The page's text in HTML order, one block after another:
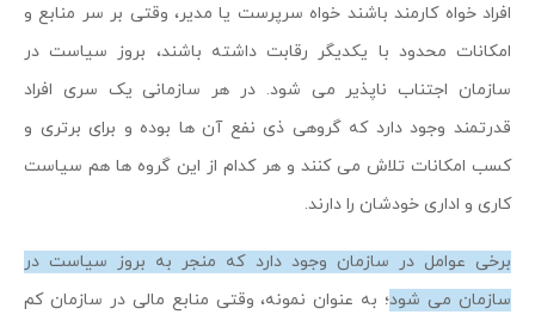
افراد خواه کارمند باشند خواه سرپرست یا مدیر، وقتی بر سر منابع و
امکانات محدود با یکدیگر رقابت داشته باشند، بروز سیاست در
سازمان اجتناب ناپذیر می شود. در هر سازمانی یک سری افراد
قدرتمند وجود دارد که گروهی ذی نفع آن ها بوده و برای برتری و
کسب امکانات تلاش می کنند و هر کدام از این گروه ها هم سیاست
کاری و اداری خودشان را دارند.
برخی عوامل در سازمان وجود دارد که منجر به بروز سیاست در
سازمان می شود؛ به عنوان نمونه، وقتی منابع مالی در سازمان کم